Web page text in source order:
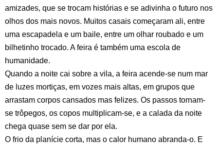
amizades, que se trocam histórias e se adivinha o futuro nos
olhos dos mais novos. Muitos casais começaram ali, entre
uma escapadela e um baile, entre um olhar roubado e um
bilhetinho trocado. A feira é também uma escola de
humanidade.
Quando a noite cai sobre a vila, a feira acende-se num mar
de luzes mortiças, em vozes mais altas, em grupos que
arrastam corpos cansados mas felizes. Os passos tornam-
se trôpegos, os copos multiplicam-se, e a calada da noite
chega quase sem se dar por ela.
O frio da planície corta, mas o calor humano abranda-o. E